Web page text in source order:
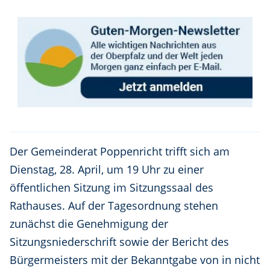
Der Gemeinderat Poppenricht trifft sich am
Dienstag, 28. April, um 19 Uhr zu einer
öffentlichen Sitzung im Sitzungssaal des
Rathauses. Auf der Tagesordnung stehen
zunächst die Genehmigung der
Sitzungsniederschrift sowie der Bericht des
Bürgermeisters mit der Bekanntgabe von in nicht